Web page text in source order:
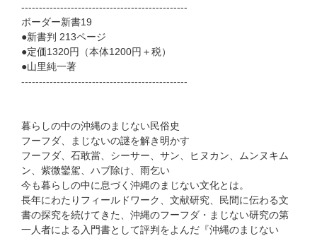
-----------------------------------------------
ボーダー新書19
●新書判 213ページ
●定価1320円（本体1200円＋税）
●山里純一著
-----------------------------------------------
暮らしの中の沖縄のまじない民俗史
フーフダ、まじないの謎を解き明かす
フーフダ、石敢當、シーサー、サン、ヒヌカン、ムンヌキム
ン、紫微鑾駕、ハブ除け、雨乞い
今も暮らしの中に息づく沖縄のまじない文化とは。
長年にわたりフィールドワーク、文献研究、民間に伝わる文
書の探究を続けてきた、沖縄のフーフダ・まじない研究の第
一人者による入門書として評判をよんだ『沖縄のまじない